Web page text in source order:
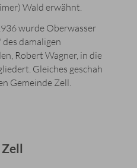
Wald erwähnt.
wurde Oberwasser
damaligen
Robert Wagner, in die
Gleiches geschah
Gemeinde Zell.